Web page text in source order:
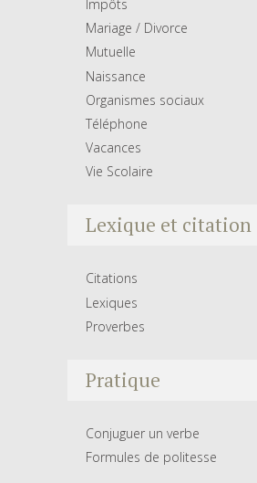
Impôts
Mariage / Divorce
Mutuelle
Naissance
Organismes sociaux
Téléphone
Vacances
Vie Scolaire
Lexique et citation
Citations
Lexiques
Proverbes
Pratique
Conjuguer un verbe
Formules de politesse